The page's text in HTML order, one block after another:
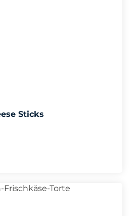
Sticks